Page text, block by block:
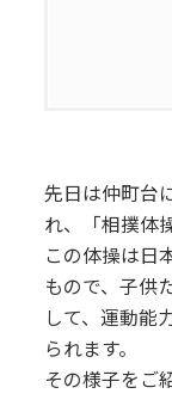
0.3.子
0.4.ま
2. 体操
先日は仲町台
れ、「相撲体
この体操は日
もので、子供
して、運動能
られます。
その様子をご